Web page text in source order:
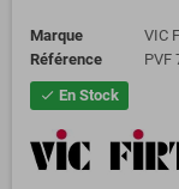
Marque
VIC
Référence
PVF
check En Stock